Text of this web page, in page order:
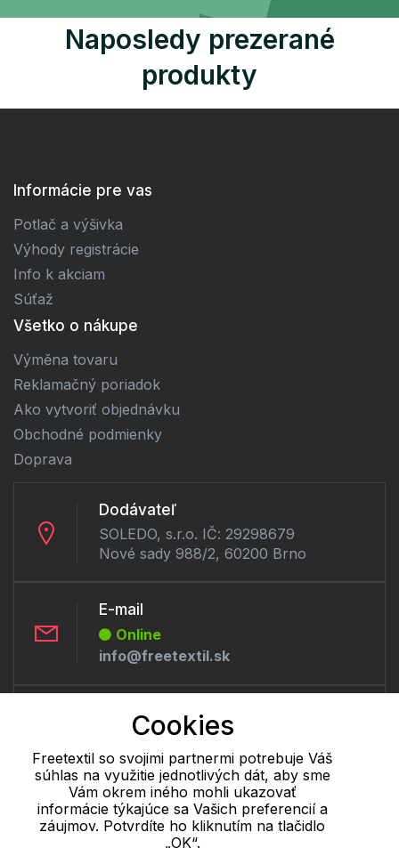
Naposledy prezerané
produkty
Informácie pre vas
Potlač a výšivka
Výhody registrácie
Info k akciam
Súťaž
Všetko o nákupe
Výměna tovaru
Reklamačný poriadok
Ako vytvoriť objednávku
Obchodné podmienky
Doprava
Dodávateľ
SOLEDO, s.r.o. IČ: 29298679
Nové sady 988/2, 60200 Brno
E-mail
Online
info@freetextil.sk
Telefón:
Offline
+421 277 270 056
Cookie - podrobné nastavenie| Ďalšie informácie|Spracovanie
osobných údajov
Cookies
Freetextil so svojimi partnermi potrebuje Váš
súhlas na využitie jednotlivých dát, aby sme
Vám okrem iného mohli ukazovať
informácie týkajúce sa Vašich preferencií a
záujmov. Potvrdíte ho kliknutím na tlačidlo
„OK“.